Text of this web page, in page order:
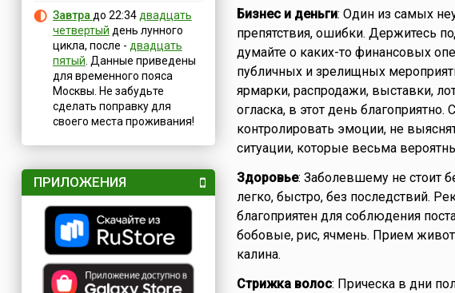
Завтра до 22:34 двадцать
четвертый день лунного
цикла, после - двадцать
пятый . Данные приведены
для временного пояса
Москвы. Не забудьте
сделать поправку для
своего места проживания!
ПРИЛОЖЕНИЯ
Бизнес и деньги: Один из самых
препятствия, ошибки. Держитесь
думайте о каких-то финансовых
публичных и зрелищных
ярмарки, распродажи, выставки,
огласка, в этот день
контролировать эмоции, не
ситуации, которые весьма
Здоровье: Заболевшему не стоит
легко, быстро, без последствий.
благоприятен для соблюдения
бобовые, рис, ячмень. Прием
калина.
Стрижка волос: Прическа в дни